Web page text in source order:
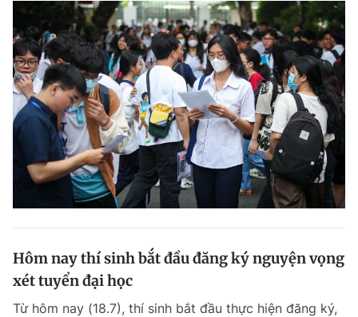
Hôm nay thí sinh bắt đầu đăng ký nguyện vọng
xét tuyển đại học
Từ hôm nay (18.7), thí sinh bắt đầu thực hiện đăng ký,